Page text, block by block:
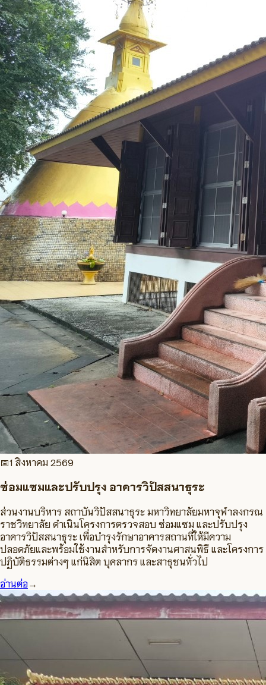
📅1 สิงหาคม 2569
ซ่อมแซมและปรับปรุง อาคารวิปัสสนาธุระ
ส่วนงานบริหาร สถาบันวิปัสสนาธุระ มหาวิทยาลัยมหาจุฬาลงกรณ
ราชวิทยาลัย ดำเนินโครงการตรวจสอบ ซ่อมแซม และปรับปรุง
อาคารวิปัสสนาธุระ เพื่อบำรุงรักษาอาคารสถานที่ให้มีความ
ปลอดภัยและพร้อมใช้งานสำหรับการจัดงานศาสนพิธี และโครงการ
ปฏิบัติธรรมต่างๆ แก่นิสิต บุคลากร และสาธุชนทั่วไป
อ่านต่อ→